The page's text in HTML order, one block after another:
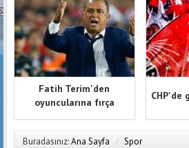
Fatih Terim'den
oyuncularına fırça
CHP'de
Buradasınız:Ana Sayfa / Spor